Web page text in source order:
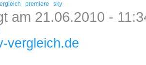
premiere sky
am 21.06.2010 -
vergleich.de